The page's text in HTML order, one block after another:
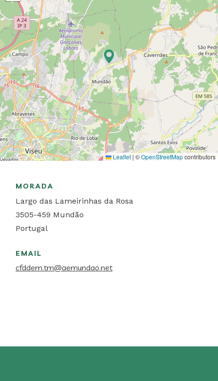
Leaflet | ©OpenStreetMapcontributors
MORADA
Largo das Lameirinhas da Rosa
3505-459 Mundão
Portugal
EMAIL
cfddem.tm@aemundao.net